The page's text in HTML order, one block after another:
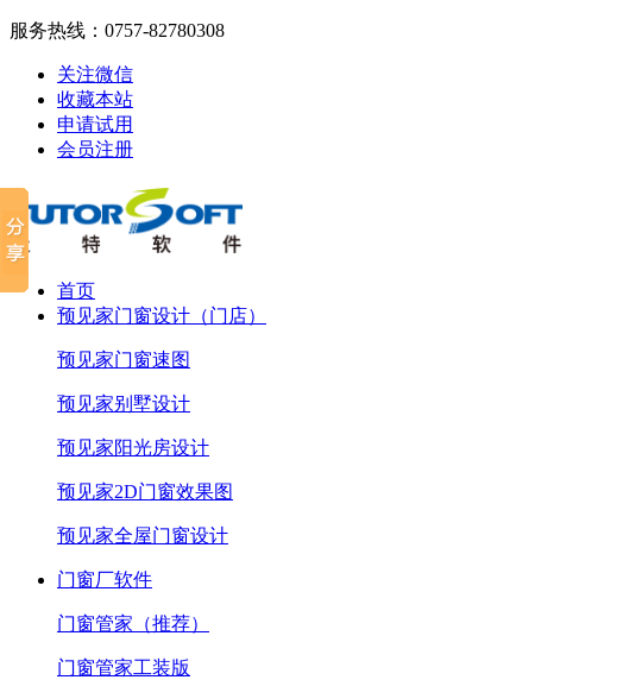
服务热线： 0757-82780308
关注微信
收藏本站
申请试用
会员注册
首页
预见家门窗设计（门店）
预见家门窗速图
预见家别墅设计
预见家阳光房设计
预见家2D门窗效果图
预见家全屋门窗设计
门窗厂软件
门窗管家（推荐）
门窗管家工装版